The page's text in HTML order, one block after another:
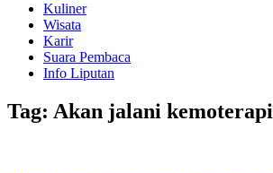
Kuliner
Wisata
Karir
Suara Pembaca
Info Liputan
Tag: Akan jalani kemoterapi